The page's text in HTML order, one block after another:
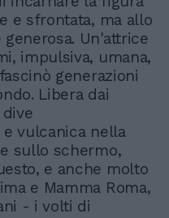
e sfrontata, ma allo
Un'attrice
impulsiva, umana,
generazioni
Libera dai
vulcanica nella
sullo schermo,
e anche molto
e Mamma Roma,
- i volti di